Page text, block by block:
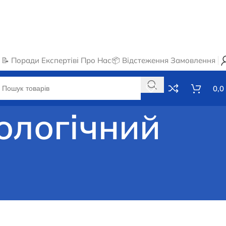
📝 Поради Експертівℹ️ Про Нас📦 Відстеження Замовлення
0,0